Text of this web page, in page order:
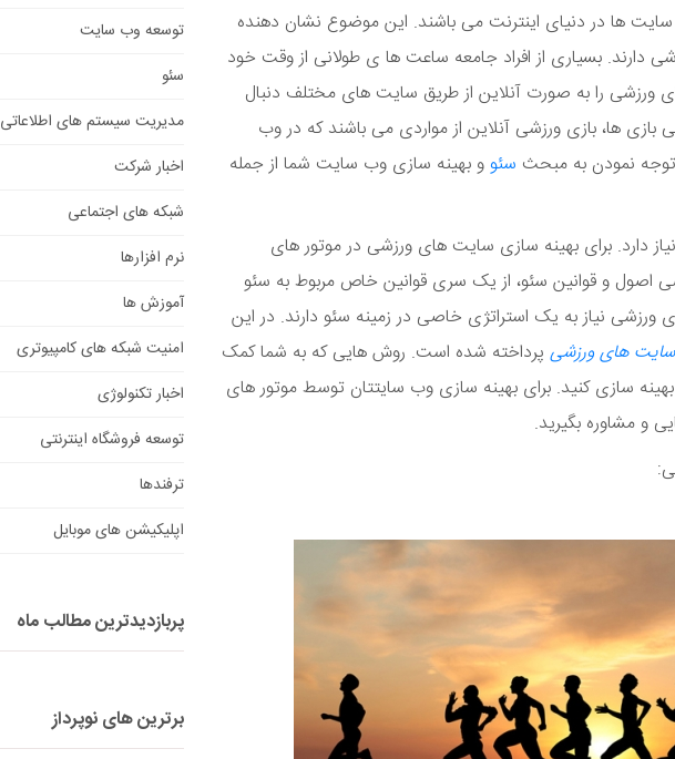
ها در دنیای اینترنت می باشند. این موضوع نشان دهنده
بسیاری از افراد جامعه ساعت ها ی طولانی از وقت خود
ورزشی را به صورت آنلاین از طریق سایت های مختلف دنبال
ها، بازی ورزشی آنلاین از مواردی می باشند که در وب
توجه نمودن به مبحث سئوو بهینه سازی وب سایت شما از جمله
دارد. برای بهینه سازی سایت های ورزشی در موتور های
اصول و قوانین سئو، از یک سری قوانین خاص مربوط به سئو
نیاز به یک استراتژی خاصی در زمینه سئو دارند. در این
های ورزشی پرداخته شده است. روش هایی که به شما کمک
سازی کنید. برای بهینه سازی وب سایتتان توسط موتور های
مشاوره بگیرید.
توسعه وب سایت
سئو
مدیریت سیستم های اطلاعاتی
اخبار شرکت
شبکه های اجتماعی
نرم افزارها
آموزش ها
امنیت شبکه های کامپیوتری
اخبار تکنولوژی
توسعه فروشگاه اینترنتی
ترفندها
اپلیکیشن های موبایل
پربازدیدترین مطالب ماه
برترین های نوپرداز